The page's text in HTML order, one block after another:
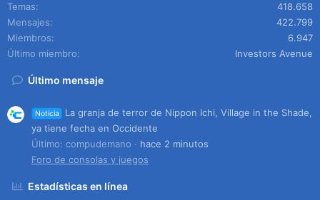
Temas
418.658
Mensajes
422.799
Miembros
6.947
Último miembro
Investors Avenue
Último mensaje
Noticia
La granja de terror de Nippon Ichi, Village in the Shade,
ya tiene fecha en Occidente
Último: compudemano
hace 2 minutos
Foro de consolas y juegos
Estadísticas en línea